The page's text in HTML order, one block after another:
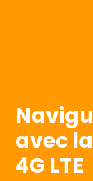
avec
4G LTE